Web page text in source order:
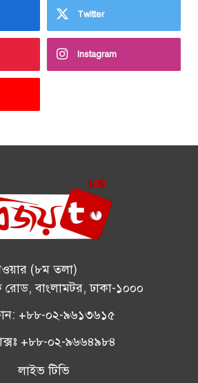
Twitter
Instagram
(৮ম তলা)
রোড, বাংলামটর, ঢাকা-১০০০
+৮৮-০২-৯৬১৩৬১৫
+৮৮-০২-৯৬৬৪৯৮৪
লাইভ টিভি